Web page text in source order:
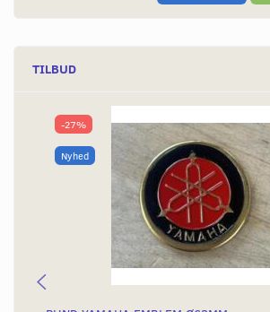
TILBUD
-27%
Nyhed